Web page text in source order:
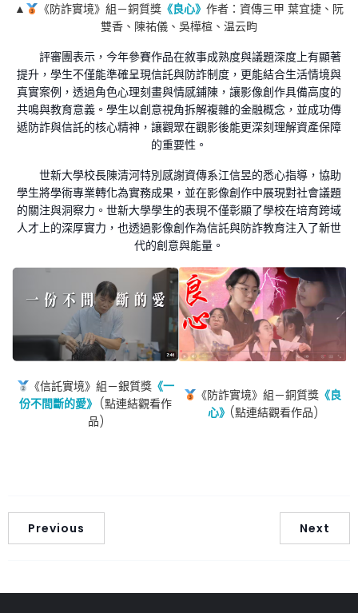
▲ 《防詐實境》組－銅質獎《良心》 作者：資傳三甲 葉宜捷、阮
雙香、陳祐儀、吳樺楦、温云畇
評審團表示，今年參賽作品在敘事成熟度與議題深度上有顯著
提升，學生不僅能準確呈現信託與防詐制度，更能結合生活情境與
真實案例，透過角色心理刻畫與情感鋪陳，讓影像創作具備高度的
共鳴與教育意義。學生以創意視角拆解複雜的金融概念，並成功傳
遞防詐與信託的核心精神，讓觀眾在觀影後能更深刻理解資產保障
的重要性。
世新大學校長陳清河特別感謝資傳系江信昱的悉心指導，協助
學生將學術專業轉化為實務成果，並在影像創作中展現對社會議題
的關注與洞察力。世新大學學生的表現不僅彰顯了學校在培育跨域
人才上的深厚實力，也透過影像創作為信託與防詐教育注入了新世
代的創意與能量。
《信託實境》組－銀質獎 《一
份不間斷的愛》 (點連結觀看作
品)
《防詐實境》組－銅質獎 《良
心》 (點連結觀看作品)
Previous Next